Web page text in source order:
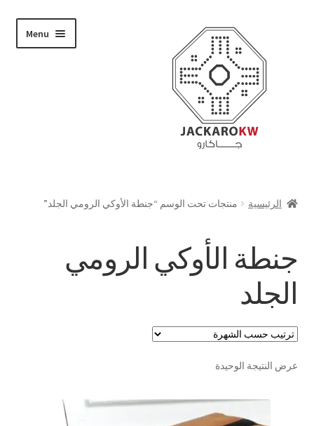
navigation
content
Menu
حسابي
الدفع
تواصل معنا
العربية
الرئيسية منتجات تحت الوسم “جنطة الأوكي الرومي الجلد”
جنطة الأوكي الرومي
الجلد
عرض النتيجة الوحيدة